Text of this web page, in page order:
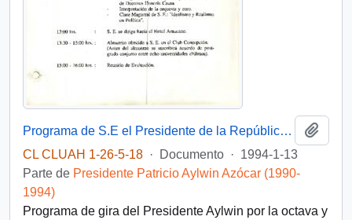
Programa de S.E el Presidente de la República Don Patricio Aylwin Azocar VIII región- X región.
CL CLUAH 1-26-5-18 · Documento · 1994-1-13
Parte de Presidente Patricio Aylwin Azócar (1990-
1994)
Programa de gira del Presidente Aylwin por la octava y